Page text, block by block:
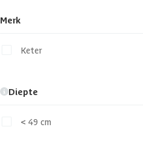
Merk
Keter
Diepte
< 49 cm